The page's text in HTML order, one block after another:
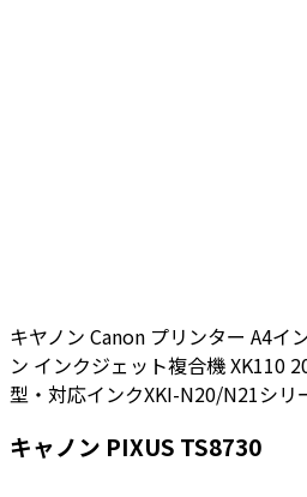
キヤノン Canon プリンター A4イ
ン インクジェット複合機 XK110
型・対応インクXKI-N20/N21シリ
キャノン PIXUS TS8730